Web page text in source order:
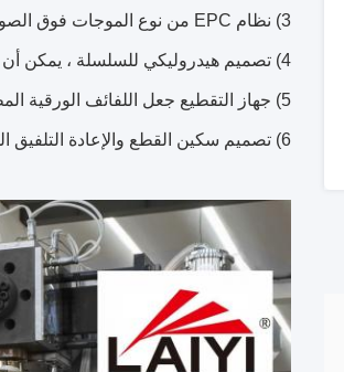
3) نظام EPC من نوع الموجات فوق الصوتية، يجعل تشغيل المواد البديلة المتكررة أكثر بساطة
4) تصميم هيدروليكي للسلسلة ، يمكن أن يجعل الطلاء رقيقة وصلبة.
5) جهاز التقطيع جعل اللفائف الورقية المطلية النهائية حتى
6) تصميم سكين القطع والإعادة التلفيق الخاص يجعل تبادل عمودات الإعادة التلفيق عالية السرعة ممكنا